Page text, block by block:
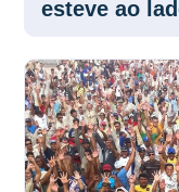
esteve ao